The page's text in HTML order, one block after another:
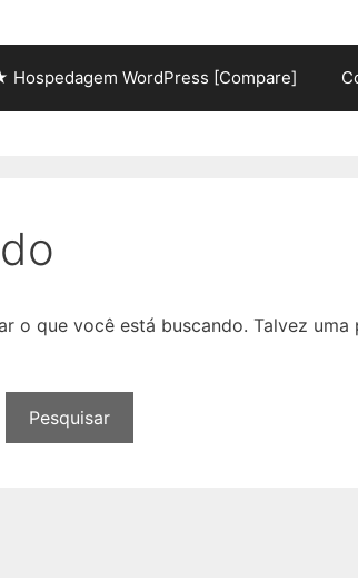
Hospedagem WordPress [Compare]
o que você está buscando. Talvez uma